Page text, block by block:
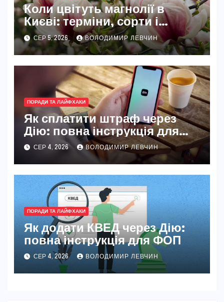
Коли цвітуть магнолії в
Києві: терміни, сорти і
найкращі місця
СЕР 5, 2026 ВОЛОДИМИР ЛЕВЧИН
ПОРАДИ ТА ЛАЙФХАКИ
Як сплатити штраф через
Дію: повна інструкція для
новачків і досвідчених
СЕР 4, 2026 ВОЛОДИМИР ЛЕВЧИН
ПОРАДИ ТА ЛАЙФХАКИ
Як додати КВЕД через Дію:
повна інструкція для ФОП
СЕР 4, 2026 ВОЛОДИМИР ЛЕВЧИН